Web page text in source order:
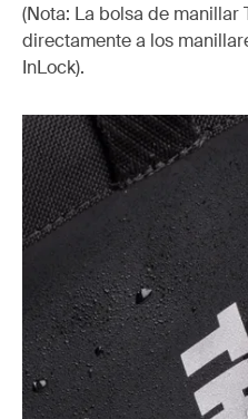
(Nota: La bolsa de manillar
directamente a los
InLock).